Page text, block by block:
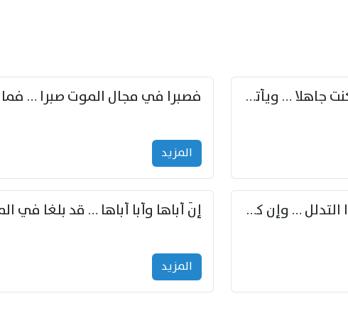
ستبدي لك الأيام ما كنت جاهلا … ويأتيك بالأخبار من لم تزوّد
المزید
أفاطم مهلا بعض هذا التدلل … وإن كنت قد أزمعت صرمي فأجملي
المزید